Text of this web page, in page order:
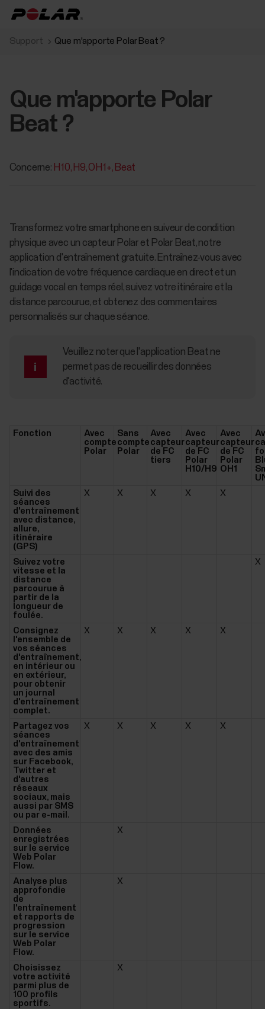
Support Que m'apporte Polar Beat ?
Que m'apporte Polar
Beat ?
Concerne: H10 H9 OH1+ Beat
Transformez votre smartphone en suiveur de condition
physique avec un capteur Polar et Polar Beat, notre
application d'entraînement gratuite. Entraînez-vous avec
l'indication de votre fréquence cardiaque en direct et un
guidage vocal en temps réel, suivez votre itinéraire et la
distance parcourue, et obtenez des commentaires
personnalisés sur chaque séance.
Veuillez noter que l'application Beat ne
permet pas de recueillir des données
d'activité.
Fonction
Avec
compte
Polar
Sans
compte
Polar
Avec
capteur
de FC
tiers
Avec
capteur
de FC
Polar
H10/H9
Avec
capteur
de FC
Polar
OH1
Suivi des
séances
d'entraînement
avec distance,
allure,
itinéraire
(GPS)
X X X X X
Suivez votre
vitesse et la
distance
parcourue à
partir de la
longueur de
foulée.
X
Consignez
l'ensemble de
vos séances
d'entraînement,
en intérieur ou
en extérieur,
pour obtenir
un journal
d'entraînement
complet.
X X X X X
Partagez vos
séances
d'entraînement
avec des amis
sur Facebook,
Twitter et
d'autres
réseaux
sociaux, mais
aussi par SMS
ou par e-mail.
X X X X X
Données
enregistrées
sur le service
Web Polar
Flow.
X
Analyse plus
approfondie
de
l'entraînement
et rapports de
progression
sur le service
Web Polar
Flow.
X
Choisissez
votre activité
parmi plus de
100 profils
sportifs.
X